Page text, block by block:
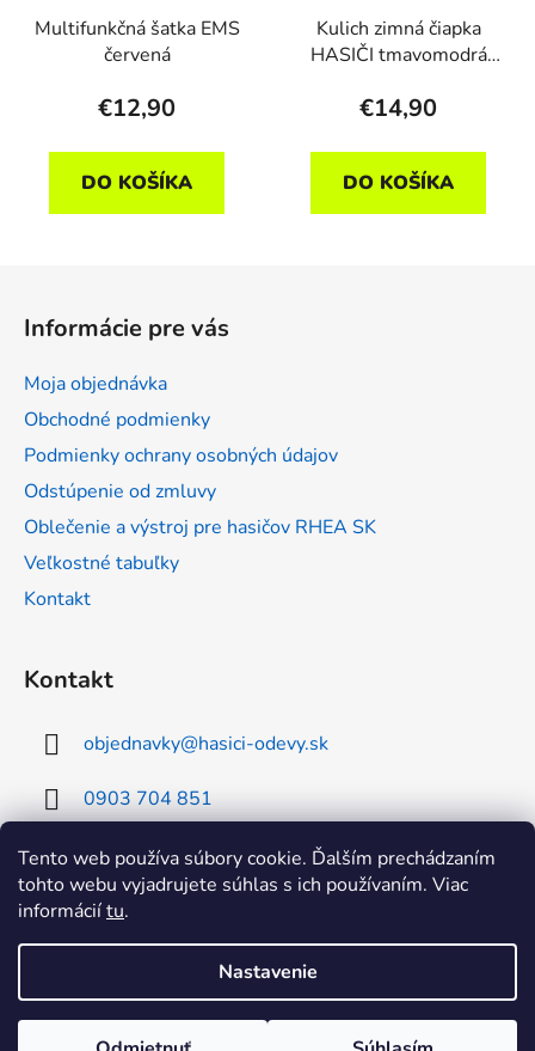
Tento web používa súbory cookie. Ďalším prechádzaním
tohto webu vyjadrujete súhlas s ich používaním. Viac
informáciítu.
Nastavenie
Multifunkčná šatka EMS
červená
€12,90
DO KOŠÍKA
Kulich zimná čiapka
HASIČI tmavomodrá
€14,90
DO KOŠÍKA
Informácie pre vás
Moja objednávka
Obchodné podmienky
Podmienky ochrany osobných údajov
Odstúpenie od zmluvy
Oblečenie a výstroj pre hasičov RHEA SK
Veľkostné tabuľky
Kontakt
Kontakt
objednavky@hasici-odevy.sk
0903 704 851
0902 856 674
Vytvoril Shoptet